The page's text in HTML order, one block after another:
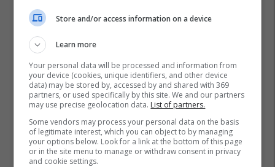
Mielli
Store and/or access information on a device
Learn more
Your personal data will be processed and information from
your device (cookies, unique identifiers, and other device
data) may be stored by, accessed by and shared with 369
partners, or used specifically by this site. We and our partners
may use precise geolocation data. List of partners.
Some vendors may process your personal data on the basis
of legitimate interest, which you can object to by managing
your options below. Look for a link at the bottom of this page
or in the site menu to manage or withdraw consent in privacy
and cookie settings.